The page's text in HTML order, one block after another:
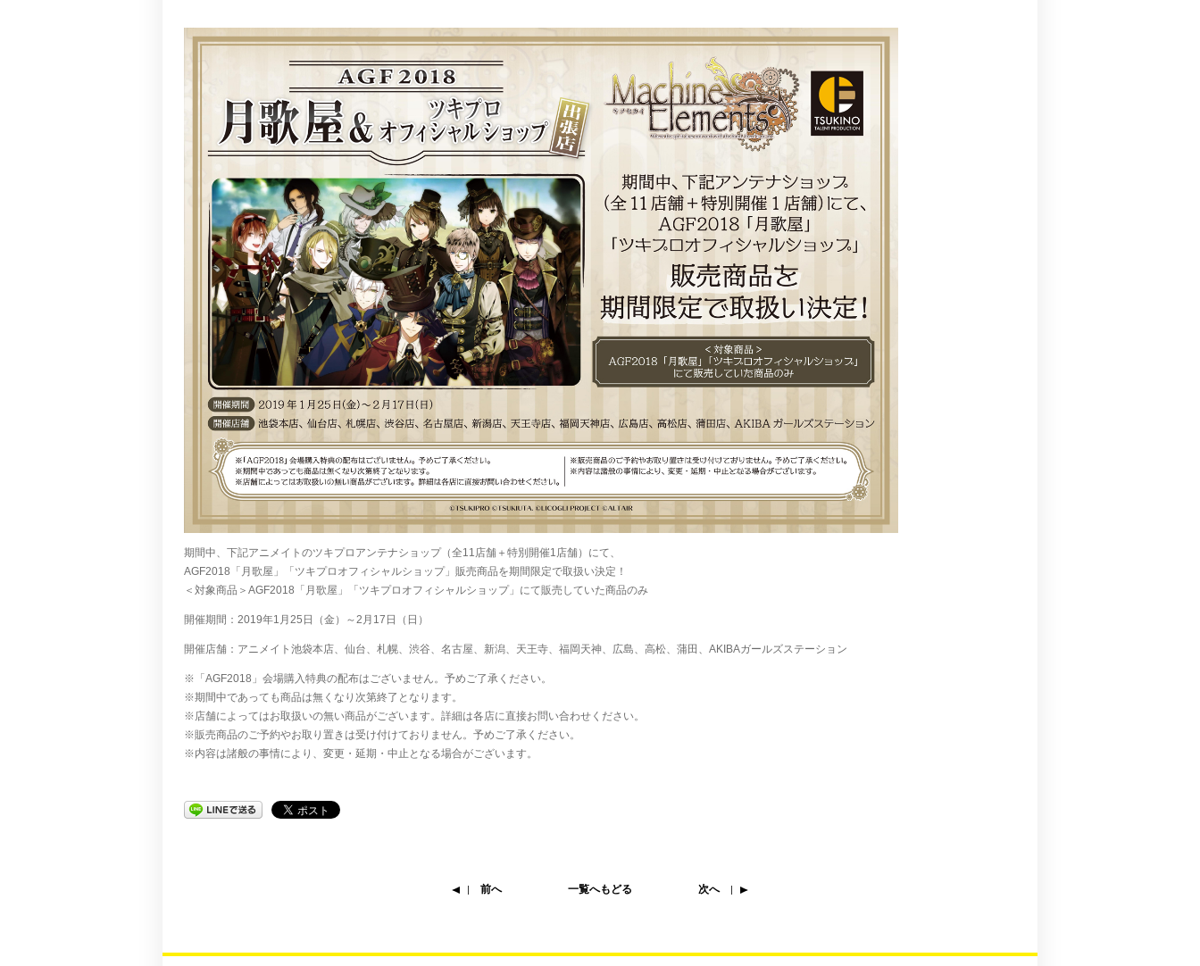
期間中、下記アニメイトのツキプロアンテナショップ（全11店舗＋特別開催1店舗）にて、
AGF2018「月歌屋」「ツキプロオフィシャルショップ」販売商品を期間限定で取扱い決定！
＜対象商品＞AGF2018「月歌屋」「ツキプロオフィシャルショップ」にて販売していた商品のみ
開催期間：2019年1月25日（金）～2月17日（日）
開催店舗：アニメイト池袋本店、仙台、札幌、渋谷、名古屋、新潟、天王寺、福岡天神、広島、高松、蒲田、AKIBAガールズステーション
※「AGF2018」会場購入特典の配布はございません。予めご了承ください。
※期間中であっても商品は無くなり次第終了となります。
※店舗によってはお取扱いの無い商品がございます。詳細は各店に直接お問い合わせください。
※販売商品のご予約やお取り置きは受け付けておりません。予めご了承ください。
※内容は諸般の事情により、変更・延期・中止となる場合がございます。
前へ 一覧へもどる 次へ